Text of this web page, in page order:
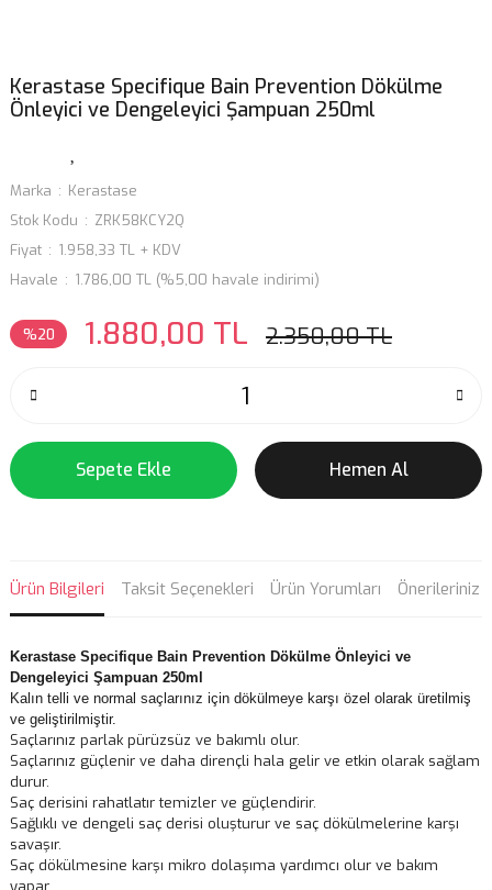
Kerastase Specifique Bain Prevention Dökülme
Önleyici ve Dengeleyici Şampuan 250ml
Marka
Kerastase
Stok Kodu
ZRK58KCY2Q
Fiyat
1.958,33 TL + KDV
Havale
1.786,00 TL (%5,00 havale indirimi)
%20 1.880,00 TL 2.350,00 TL
Sepete Ekle Hemen Al
Ürün Bilgileri Taksit Seçenekleri Ürün Yorumları Önerileriniz
Kerastase Specifique Bain Prevention Dökülme Önleyici ve
Dengeleyici Şampuan 250ml
Kalın telli ve normal saçlarınız için dökülmeye karşı özel olarak üretilmiş
ve geliştirilmiştir.
Saçlarınız parlak pürüzsüz ve bakımlı olur.
Saçlarınız güçlenir ve daha dirençli hala gelir ve etkin olarak sağlam
durur.
Saç derisini rahatlatır temizler ve güçlendirir.
Sağlıklı ve dengeli saç derisi oluşturur ve saç dökülmelerine karşı
savaşır.
Saç dökülmesine karşı mikro dolaşıma yardımcı olur ve bakım
yapar.